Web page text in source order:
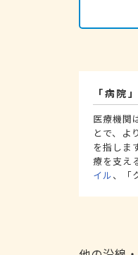
「病院
医療機関
とで、よ
を指しま
療を支え
イル、「